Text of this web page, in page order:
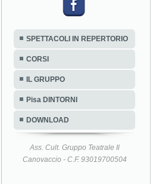
SPETTACOLI IN REPERTORIO
CORSI
IL GRUPPO
Pisa DINTORNI
DOWNLOAD
Ass. Cult. Gruppo Teatrale Il
Canovaccio - C.F. 93019700504